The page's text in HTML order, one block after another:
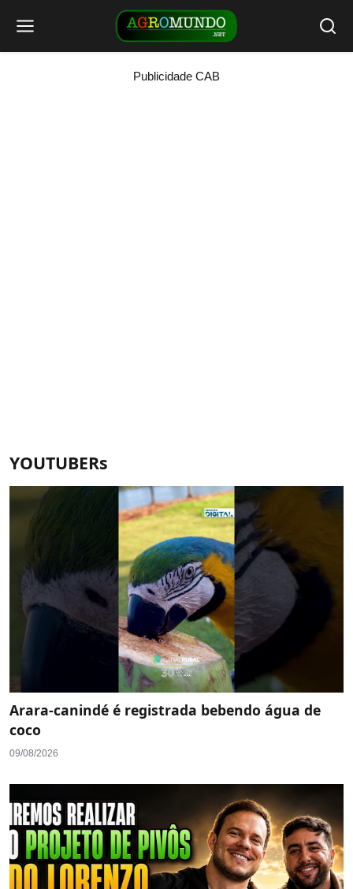
Publicidade CAB
YOUTUBERs
Arara-canindé é registrada bebendo água de
coco
09/08/2026